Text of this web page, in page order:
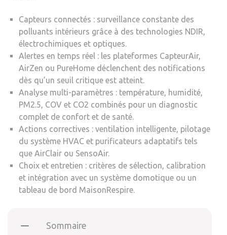
Capteurs connectés : surveillance constante des
polluants intérieurs grâce à des technologies NDIR,
électrochimiques et optiques.
Alertes en temps réel : les plateformes CapteurAir,
AirZen ou PureHome déclenchent des notifications
dès qu’un seuil critique est atteint.
Analyse multi-paramètres : température, humidité,
PM2.5, COV et CO2 combinés pour un diagnostic
complet de confort et de santé.
Actions correctives : ventilation intelligente, pilotage
du système HVAC et purificateurs adaptatifs tels
que AirClair ou SensoAir.
Choix et entretien : critères de sélection, calibration
et intégration avec un système domotique ou un
tableau de bord MaisonRespire.
Sommaire